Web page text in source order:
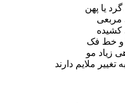
یا پهن
مربعی
و خط فک
زیاد مو
ملایم دارند